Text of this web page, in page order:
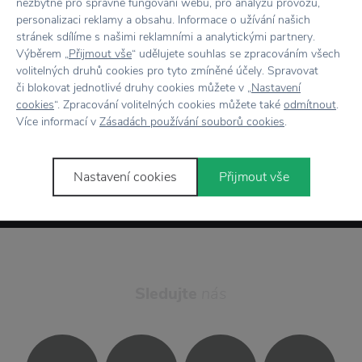
Odesláním formuláře souhlasím se
zpracováním osobních údajů.
Přihlásit se
personalizaci reklamy a obsahu. Informace o užívání našich
stránek sdílíme s našimi reklamními a analytickými partnery.
Výběrem „Přijmout vše“ udělujete souhlas se zpracováním všech
volitelných druhů cookies pro tyto zmíněné účely. Spravovat
či blokovat jednotlivé druhy cookies můžete v „Nastavení
cookies“. Zpracování volitelných cookies můžete také odmítnout.
Více informací v Zásadách používání souborů cookies.
Nastavení cookies Přijmout vše